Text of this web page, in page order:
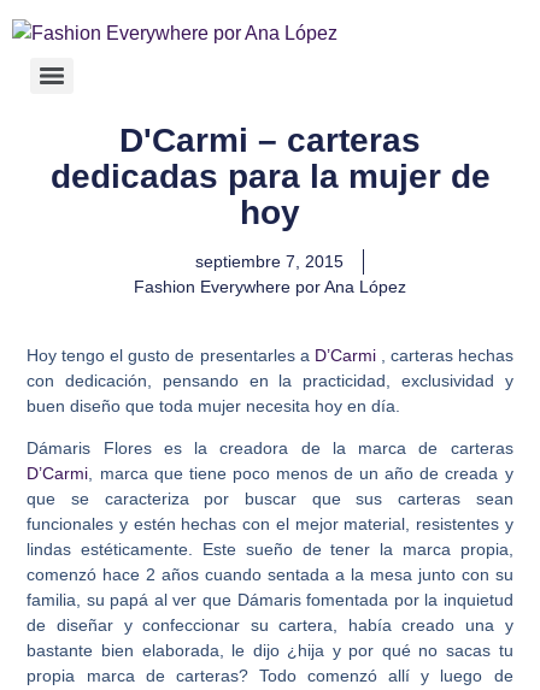
D'Carmi – carteras
dedicadas para la mujer de
hoy
septiembre 7, 2015
Fashion Everywhere por Ana López
Hoy tengo el gusto de presentarles a D’Carmi
, carteras hechas
con dedicación, pensando en la practicidad, exclusividad y
buen diseño que toda mujer necesita hoy en día.
Dámaris Flores es la creadora de la marca de carteras
D’Carmi, marca que tiene poco menos de un año de creada y
que se caracteriza por buscar que sus carteras sean
funcionales y estén hechas con el mejor material, resistentes y
lindas estéticamente. Este sueño de tener la marca propia,
comenzó hace 2 años cuando sentada a la mesa junto con su
familia, su papá al ver que Dámaris fomentada por la inquietud
de diseñar y confeccionar su cartera, había creado una y
bastante bien elaborada, le dijo ¿hija y por qué no sacas tu
propia marca de carteras? Todo comenzó allí y luego de